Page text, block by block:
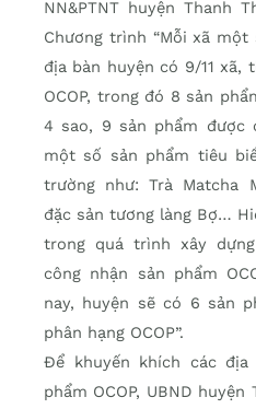
NN&PTNT huyện Thanh
Chương trình “Mỗi xã một
địa bàn huyện có 9/11 xã,
OCOP, trong đó 8 sản
4 sao, 9 sản phẩm được
một số sản phẩm tiêu
trường như: Trà Matcha
đặc sản tương làng Bợ…
trong quá trình xây
công nhận sản phẩm
nay, huyện sẽ có 6 sản
phân hạng OCOP”.
Để khuyến khích các
phẩm OCOP, UBND